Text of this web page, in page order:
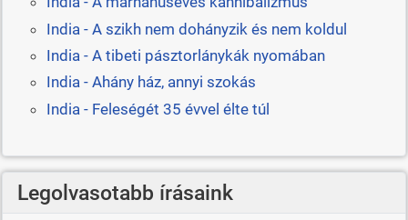
India - A szikh nem dohányzik és nem koldul
India - A tibeti pásztorlánykák nyomában
India - Ahány ház, annyi szokás
India - Feleségét 35 évvel élte túl
Legolvasotabb írásaink